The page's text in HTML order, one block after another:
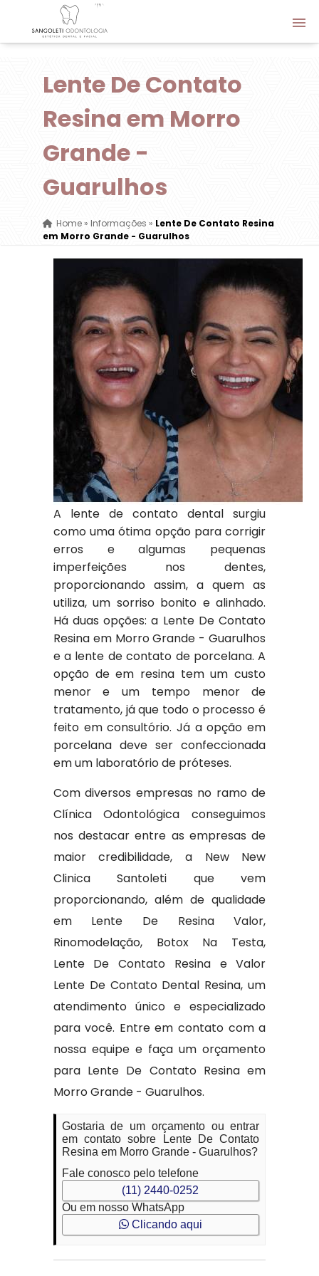
Lente De Contato
Resina em Morro
Grande -
Guarulhos
Home» Informações » Lente De Contato Resina
em Morro Grande - Guarulhos
A lente de contato dental surgiu
como uma ótima opção para corrigir
erros e algumas pequenas
imperfeições nos dentes,
proporcionando assim, a quem as
utiliza, um sorriso bonito e alinhado.
Há duas opções: a Lente De Contato
Resina em Morro Grande - Guarulhos
e a lente de contato de porcelana. A
opção de em resina tem um custo
menor e um tempo menor de
tratamento, já que todo o processo é
feito em consultório. Já a opção em
porcelana deve ser confeccionada
em um laboratório de próteses.
Com diversos empresas no ramo de
Clínica Odontológica conseguimos
nos destacar entre as empresas de
maior credibilidade, a New New
Clinica Santoleti que vem
proporcionando, além de qualidade
em Lente De Resina Valor,
Rinomodelação, Botox Na Testa,
Lente De Contato Resina e Valor
Lente De Contato Dental Resina, um
atendimento único e especializado
para você. Entre em contato com a
nossa equipe e faça um orçamento
para Lente De Contato Resina em
Morro Grande - Guarulhos.
Gostaria de um orçamento ou entrar
em contato sobre Lente De Contato
Resina em Morro Grande - Guarulhos?
Fale conosco pelo telefone
(11) 2440-0252
Ou em nosso WhatsApp
Clicando aqui